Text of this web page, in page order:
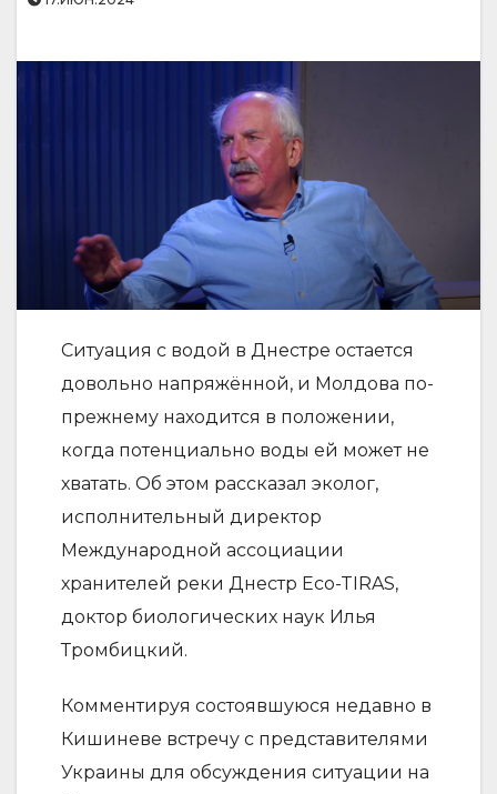
Ситуация с водой в Днестре остается
довольно напряжённой, и Молдова по-
прежнему находится в положении,
когда потенциально воды ей может не
хватать. Об этом рассказал эколог,
исполнительный директор
Международной ассоциации
хранителей реки Днестр Eco-TIRAS,
доктор биологических наук Илья
Тромбицкий.
Комментируя состоявшуюся недавно в
Кишиневе встречу с представителями
Украины для обсуждения ситуации на